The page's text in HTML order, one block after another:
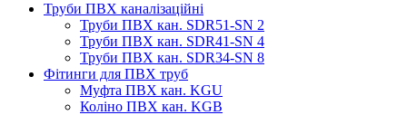
Труби ПВХ каналізаційні
Труби ПВХ кан. SDR51-SN 2
Труби ПВХ кан. SDR41-SN 4
Труби ПВХ кан. SDR34-SN 8
Фітинги для ПВХ труб
Муфта ПВХ кан. KGU
Коліно ПВХ кан. KGB